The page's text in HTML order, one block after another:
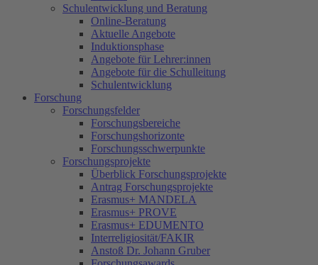
Schulentwicklung und Beratung
Online-Beratung
Aktuelle Angebote
Induktionsphase
Angebote für Lehrer:innen
Angebote für die Schulleitung
Schulentwicklung
Forschung
Forschungsfelder
Forschungsbereiche
Forschungshorizonte
Forschungsschwerpunkte
Forschungsprojekte
Überblick Forschungsprojekte
Antrag Forschungsprojekte
Erasmus+ MANDELA
Erasmus+ PROVE
Erasmus+ EDUMENTO
Interreligiosität/FAKIR
Anstoß Dr. Johann Gruber